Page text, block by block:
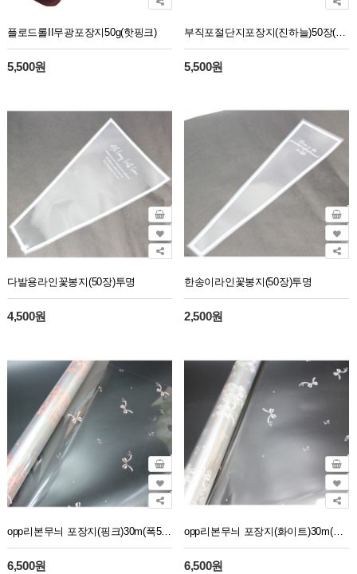
플로드롤II무광포장지50g(핫핑크)
5,500원
부직포절단지포장지(진하늘)50장(50cm*50cm)
5,500원
다발용라인꽃봉지(50장)투명
4,500원
한송이라인꽃봉지(50장)투명
2,500원
opp리본무늬 포장지(핑크)30m(폭52cm)
6,500원
opp리본무늬 포장지(화이트)30m(폭52cm)
6,500원